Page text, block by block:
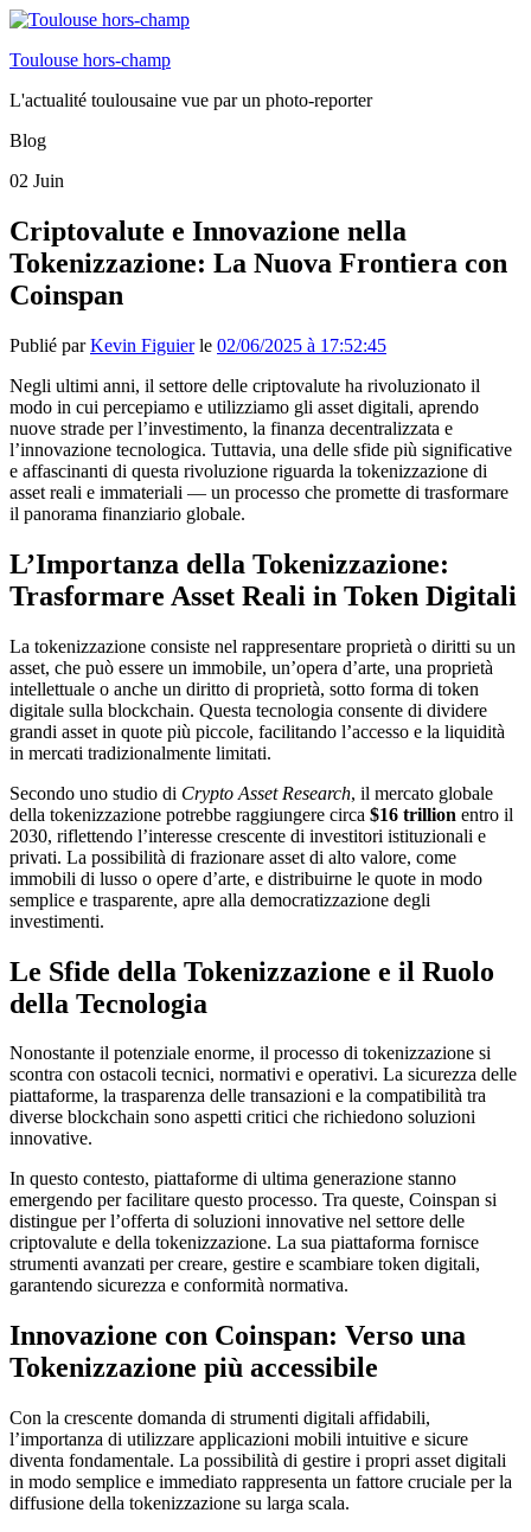
Toulouse hors-champ
L'actualité toulousaine vue par un photo-reporter
Blog
02 Juin
Criptovalute e Innovazione nella
Tokenizzazione: La Nuova Frontiera con
Coinspan
Publié parKevin Figuierle 02/06/2025 à 17:52:45
Negli ultimi anni, il settore delle criptovalute ha rivoluzionato il
modo in cui percepiamo e utilizziamo gli asset digitali, aprendo
nuove strade per l’investimento, la finanza decentralizzata e
l’innovazione tecnologica. Tuttavia, una delle sfide più significative
e affascinanti di questa rivoluzione riguarda la tokenizzazione di
asset reali e immateriali — un processo che promette di trasformare
il panorama finanziario globale.
L’Importanza della Tokenizzazione:
Trasformare Asset Reali in Token Digitali
La tokenizzazione consiste nel rappresentare proprietà o diritti su un
asset, che può essere un immobile, un’opera d’arte, una proprietà
intellettuale o anche un diritto di proprietà, sotto forma di token
digitale sulla blockchain. Questa tecnologia consente di dividere
grandi asset in quote più piccole, facilitando l’accesso e la liquidità
in mercati tradizionalmente limitati.
Secondo uno studio di Crypto Asset Research, il mercato globale
della tokenizzazione potrebbe raggiungere circa $16 trillion entro il
2030, riflettendo l’interesse crescente di investitori istituzionali e
privati. La possibilità di frazionare asset di alto valore, come
immobili di lusso o opere d’arte, e distribuirne le quote in modo
semplice e trasparente, apre alla democratizzazione degli
investimenti.
Le Sfide della Tokenizzazione e il Ruolo
della Tecnologia
Nonostante il potenziale enorme, il processo di tokenizzazione si
scontra con ostacoli tecnici, normativi e operativi. La sicurezza delle
piattaforme, la trasparenza delle transazioni e la compatibilità tra
diverse blockchain sono aspetti critici che richiedono soluzioni
innovative.
In questo contesto, piattaforme di ultima generazione stanno
emergendo per facilitare questo processo. Tra queste, Coinspan si
distingue per l’offerta di soluzioni innovative nel settore delle
criptovalute e della tokenizzazione. La sua piattaforma fornisce
strumenti avanzati per creare, gestire e scambiare token digitali,
garantendo sicurezza e conformità normativa.
Innovazione con Coinspan: Verso una
Tokenizzazione più accessibile
Con la crescente domanda di strumenti digitali affidabili,
l’importanza di utilizzare applicazioni mobili intuitive e sicure
diventa fondamentale. La possibilità di gestire i propri asset digitali
in modo semplice e immediato rappresenta un fattore cruciale per la
diffusione della tokenizzazione su larga scala.